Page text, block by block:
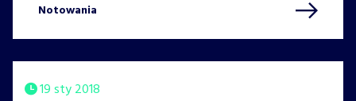
Notowania
19 sty 2018